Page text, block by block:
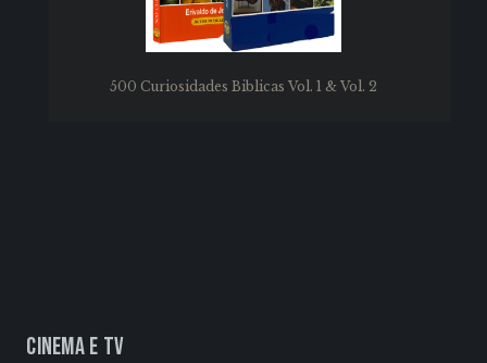
500 Curiosidades Biblicas Vol. 1 & Vol. 2
Cinema e TV